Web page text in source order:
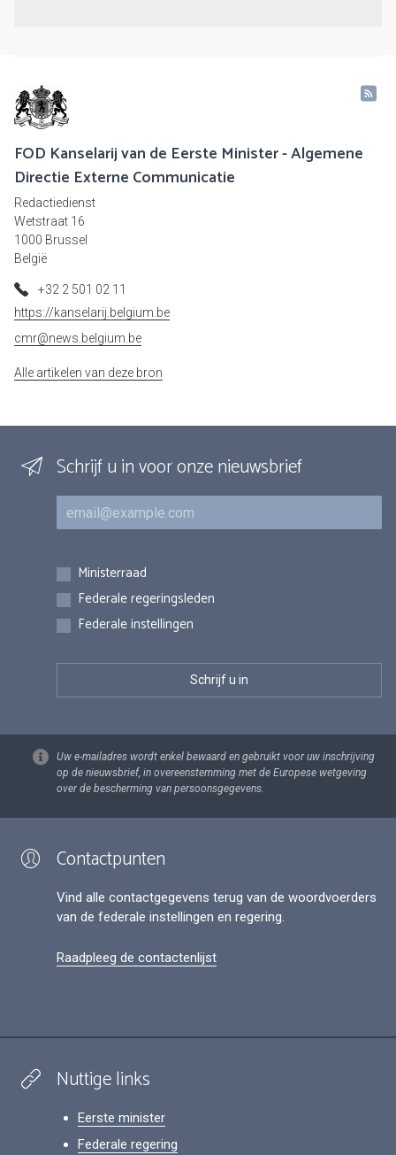
FOD Kanselarij van de Eerste Minister - Algemene
Directie Externe Communicatie
Redactiedienst
Wetstraat 16
1000 Brussel
België
+32 2 501 02 11
https://kanselarij.belgium.be
cmr@news.belgium.be
Alle artikelen van deze bron
Schrijf u in voor onze nieuwsbrief
E-mail
Inschrijvingen
Ministerraad
Federale regeringsleden
Federale instellingen
Uw e-mailadres wordt enkel bewaard en gebruikt voor uw inschrijving
op de nieuwsbrief, in overeenstemming met de Europese wetgeving
over de bescherming van persoonsgegevens.
Contactpunten
Vind alle contactgegevens terug van de woordvoerders
van de federale instellingen en regering.
Raadpleeg de contactenlijst
Nuttige links
Eerste minister
Federale regering